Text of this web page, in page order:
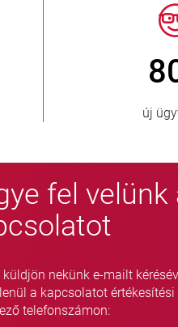
>
fel velünk
küldjön nekünk e-mailt
a kapcsolatot
telefonszámon: